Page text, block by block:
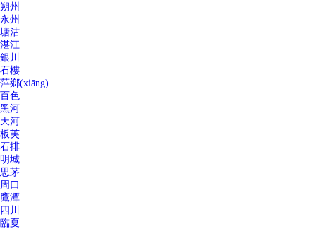
朔州
永州
塘沽
湛江
銀川
石樓
萍鄉(xiāng)
百色
黑河
天河
板芙
石排
明城
思茅
周口
鷹潭
四川
臨夏